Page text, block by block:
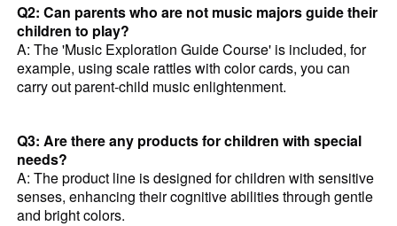
Q2: Can parents who are not music majors guide their
children to play?
A: The 'Music Exploration Guide Course' is included, for
example, using scale rattles with color cards, you can
carry out parent-child music enlightenment.
Q3: Are there any products for children with special
needs?
A: The product line is designed for children with sensitive
senses, enhancing their cognitive abilities through gentle
and bright colors.